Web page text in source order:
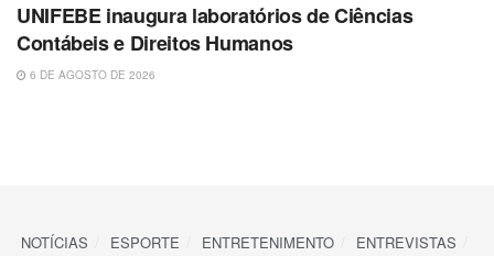
UNIFEBE inaugura laboratórios de Ciências
Contábeis e Direitos Humanos
6 DE AGOSTO DE 2026
NOTÍCIAS ESPORTE ENTRETENIMENTO ENTREVISTAS